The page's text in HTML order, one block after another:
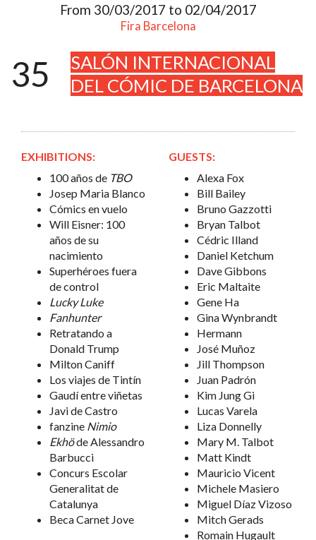
From 30/03/2017 to 02/04/2017
Fira Barcelona
35
SALÓN INTERNACIONAL
DEL CÓMIC DE BARCELONA
EXHIBITIONS:
100 años de TBO
Josep Maria Blanco
Cómics en vuelo
Will Eisner: 100
años de su
nacimiento
Superhéroes fuera
de control
Lucky Luke
Fanhunter
Retratando a
Donald Trump
Milton Caniff
Los viajes de Tintín
Gaudí entre viñetas
Javi de Castro
fanzine Nimio
Ekhöde Alessandro
Barbucci
Concurs Escolar
Generalitat de
Catalunya
Beca Carnet Jove
GUESTS:
Alexa Fox
Bill Bailey
Bruno Gazzotti
Bryan Talbot
Cédric Illand
Daniel Ketchum
Dave Gibbons
Eric Maltaite
Gene Ha
Gina Wynbrandt
Hermann
José Muñoz
Jill Thompson
Juan Padrón
Kim Jung Gi
Lucas Varela
Liza Donnelly
Mary M. Talbot
Matt Kindt
Mauricio Vicent
Michele Masiero
Miguel Díaz Vizoso
Mitch Gerads
Romain Hugault